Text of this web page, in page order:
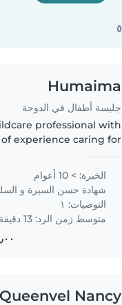
Humaima
جليسة أطفال في الدوحة
professional with
of experience caring for
with special needs like
limitations, autism,
ADHD, and global
developmental..
الخبرة: > 10 أعوام
شهادة حسن السيرة و
التوصيات: ١
متوسط زمن الرد: 13 دقيقة
Queenvel Nancy